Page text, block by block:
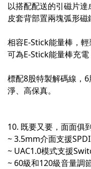
以搭配配送的引磁片達
皮套背部置兩塊弧形磁
相容E-Stick能量棒，
可為E-Stick能量棒充電
標配8股特製解碼線，
淨、高保真。
10. 既要又要，面面俱
~ 3.5mm介面支援
~ UAC1.0模式支援
~ 60級和120級音量調